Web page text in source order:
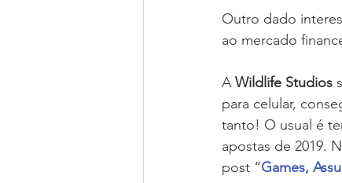
Outro dado
ao mercado
A Wildlife Studios
para celular,
tanto! O usual é
apostas de 2019.
post “Games,